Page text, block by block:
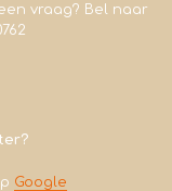
vraag? Bel naar
Google